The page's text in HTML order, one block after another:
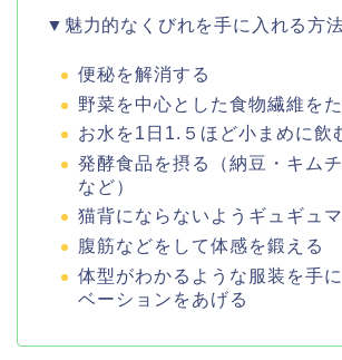
▼魅力的なくびれを手に入れる方
便秘を解消する
野菜を中心とした食物繊維を
お水を1日1.５ほど小まめに飲
発酵食品を摂る（納豆・キム
など）
猫背にならないようギュギュ
腹筋などをして体感を鍛える
体型がわかるような服装を手
ベーションをあげる